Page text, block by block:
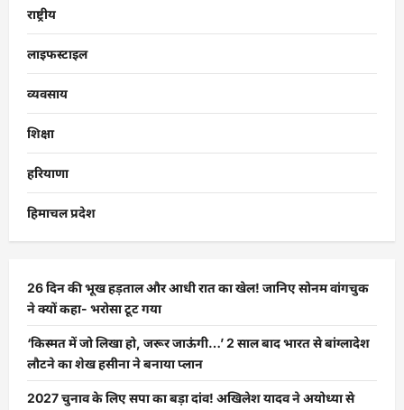
राष्ट्रीय
लाइफस्टाइल
व्यवसाय
शिक्षा
हरियाणा
हिमाचल प्रदेश
26 दिन की भूख हड़ताल और आधी रात का खेल! जानिए सोनम वांगचुक
ने क्यों कहा- भरोसा टूट गया
‘किस्मत में जो लिखा हो, जरूर जाऊंगी…’ 2 साल बाद भारत से बांग्लादेश
लौटने का शेख हसीना ने बनाया प्लान
2027 चुनाव के लिए सपा का बड़ा दांव! अखिलेश यादव ने अयोध्या से